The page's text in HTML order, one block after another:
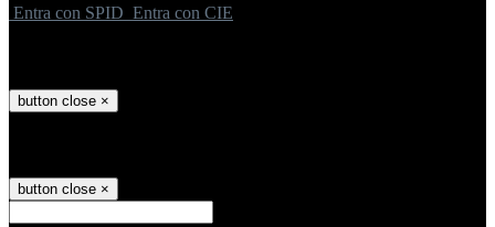
Entra con SPID Entra con CIE
button close ×
button close ×